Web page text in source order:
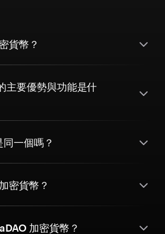
貨幣？
主要優勢與功能是什
一個嗎？
密貨幣？
加密貨幣？